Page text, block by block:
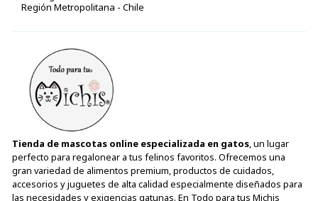
Región Metropolitana - Chile
Tienda de mascotas online especializada en gatos, un lugar
perfecto para regalonear a tus felinos favoritos. Ofrecemos una
gran variedad de alimentos premium, productos de cuidados,
accesorios y juguetes de alta calidad especialmente diseñados para
las necesidades y exigencias gatunas. En Todo para tus Michis